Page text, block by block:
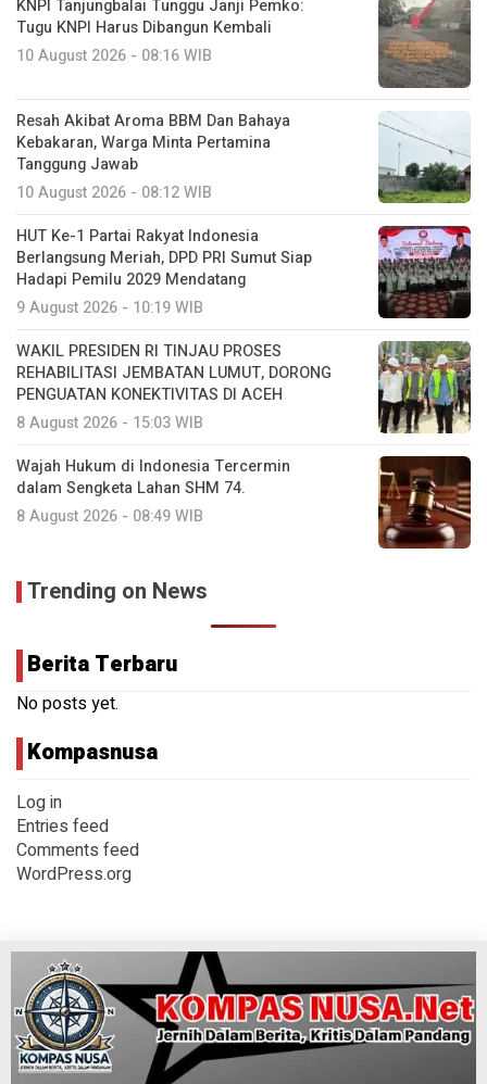
KNPI Tanjungbalai Tunggu Janji Pemko:
Tugu KNPI Harus Dibangun Kembali
10 August 2026 - 08:16 WIB
Resah Akibat Aroma BBM Dan Bahaya
Kebakaran, Warga Minta Pertamina
Tanggung Jawab
10 August 2026 - 08:12 WIB
HUT Ke-1 Partai Rakyat Indonesia
Berlangsung Meriah, DPD PRI Sumut Siap
Hadapi Pemilu 2029 Mendatang
9 August 2026 - 10:19 WIB
WAKIL PRESIDEN RI TINJAU PROSES
REHABILITASI JEMBATAN LUMUT, DORONG
PENGUATAN KONEKTIVITAS DI ACEH
8 August 2026 - 15:03 WIB
Wajah Hukum di Indonesia Tercermin
dalam Sengketa Lahan SHM 74.
8 August 2026 - 08:49 WIB
Trending on News
Berita Terbaru
No posts yet.
Kompasnusa
Log in
Entries feed
Comments feed
WordPress.org